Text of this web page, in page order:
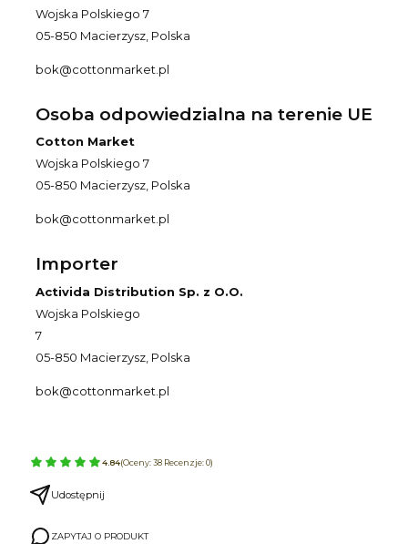
Wojska Polskiego 7
05-850 Macierzysz, Polska
bok@cottonmarket.pl
Osoba odpowiedzialna na terenie UE
Cotton Market
Wojska Polskiego 7
05-850 Macierzysz, Polska
bok@cottonmarket.pl
Importer
Activida Distribution Sp. z O.O.
Wojska Polskiego
7
05-850 Macierzysz, Polska
bok@cottonmarket.pl
4.84(Oceny: 38 Recenzje: 0)
Udostępnij
ZAPYTAJ O PRODUKT